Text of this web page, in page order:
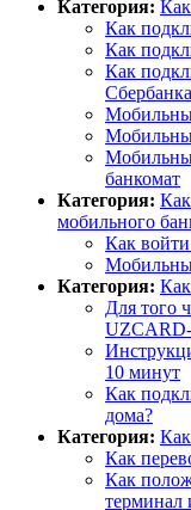
Категория:
Как
Как
Как
банкомат
Категория:
мобильного
Как
Категория:
Для того
10 минут
Как
дома?
Категория:
Как
Как
терминал